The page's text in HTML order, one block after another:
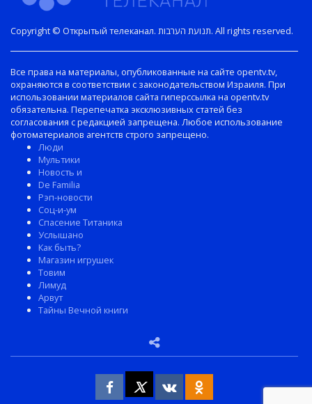
Copyright © Открытый телеканал. תנועת הערבות. All rights reserved.
Все права на материалы, опубликованные на сайте opentv.tv,
охраняются в соответствии с законодательством Израиля. При
использовании материалов сайта гиперссылка на opentv.tv
обязательна. Перепечатка эксклюзивных статей без
согласования с редакцией запрещена. Любое использование
фотоматериалов агентств строго запрещено.
Люди
Мультики
Новость и
De Familia
Рэп-новости
Соц-и-ум
Спасение Титаника
Услышано
Как быть?
Магазин игрушек
Товим
Лимуд
Арвут
Тайны Вечной книги